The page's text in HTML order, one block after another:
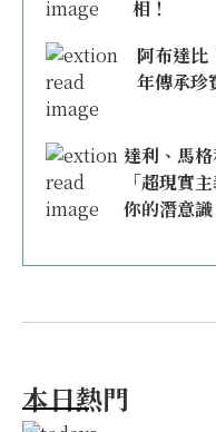
相！
阿布達比
年傳承珍
達利、馬
「超現實
你的潛意識
本日熱門